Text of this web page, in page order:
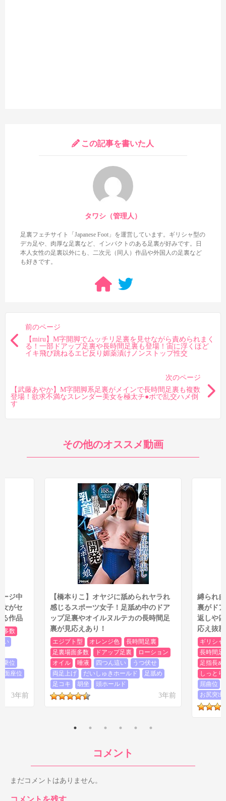
の足裏を見られますが、内容的に考えると生足裏の方がメインで
す。足裏自体はタコがいくつかポコポコある見た目で、恐らくギ
さか最後に中出しフィニッシュ足裏も見られるとは思いませんで
外国人女優の中出しフィニッシュ足裏が好きな方は要チェ
1:09:05から右足を曲げたうつ伏せで右足の足裏を10秒弱
1:09:19から左足を曲げたうつ伏せ→股広げ四つん這いで両
足の足裏を40秒弱
1:10:58から開脚前屈の右足の足裏を10秒くらい
1:15:55からエビ反りのチラリ足裏を6秒ほど
でしょうが、靴下足裏が好きならチェックしておいても良いシー
ンでしょう。
そして1:23:04以降で生足裏が登場。足裏の見応えも増してきま
す。どれくらいの足裏が見られるかというと、
1:23:04からうつ伏せ→腕立て体勢（プランク）の足裏が20
1:30:44から四つん這いオナニーで両足の足裏→右足のドア
ップ足裏を40秒くらい
1:31:41から四つん這いの両足の足裏を10秒ちょっと
1:33:26から横向きに寝た体勢で主に左足の足裏を40秒ほど
1:41:10の四つん這いフェラで両足のやや近めの足裏を10秒
ちょっと
1:51:38のまんぐり返しクンニで両足の足裏を約30秒
といった感じで、多くの足裏を見ることができます。中でも四
つん這いオナニーやまんぐり返しクンニシーンの足裏が見応えが
あり、
特に1:30:44からの四つん這い足裏はかなりオススメ！引
いたアングルで両足の足裏全体がしっかりと見えており、最後の
10秒くらいは右足のドアップ足裏を見られるのがたまらないです
さらに1:41:10の四つん這いフェラの足裏と、1:51:38のまんぐり
この記事を書いた人
タワシ（管理人）
足裏フェチサイト「Japanese Foot」を運営しています。ギリシャ型の
デカ足や、肉厚な足裏など、インパクトのある足裏が好みです。日
本人女性の足裏以外にも、二次元（同人）作品や外国人の足裏など
も好きです。
前のページ
【miru】M字開脚でムッチリ足裏を見せながら責められまく
る！一部ドアップ足裏や長時間足裏も登場！宙に浮くほど
イキ飛び跳ねるエビ反り媚薬漬けノンストップ性交
次のページ
【武藤あやか】M字開脚系足裏がメインで長時間足裏も複数
登場！欲求不満なスレンダー美女を極太チ●ポで乱交ハメ倒
す
その他のオススメ動画
ジ中
がセ
作品
多数
い
乗位
面座位
3年前
【橋本りこ】オヤジに舐められヤラれ
感じるスポーツ女子！足舐め中のドア
ップ足裏やオイルヌルテカの長時間足
裏が見応えあり！
エジプト型 オレンジ色
長時間足裏
足裏場面多数
ドアップ足裏
ローション
オイル
唾液 四つん這い
うつ伏せ
両足上げ
だいしゅきホールド
足舐め
足コキ
胡坐 頭ホールド
3年前
縛られ
裏がド
返しや
応え抜
ギリシャ
長時間足
足指長め
しっとり
屈曲位
お尻突出
コメント
まだコメントはありません。